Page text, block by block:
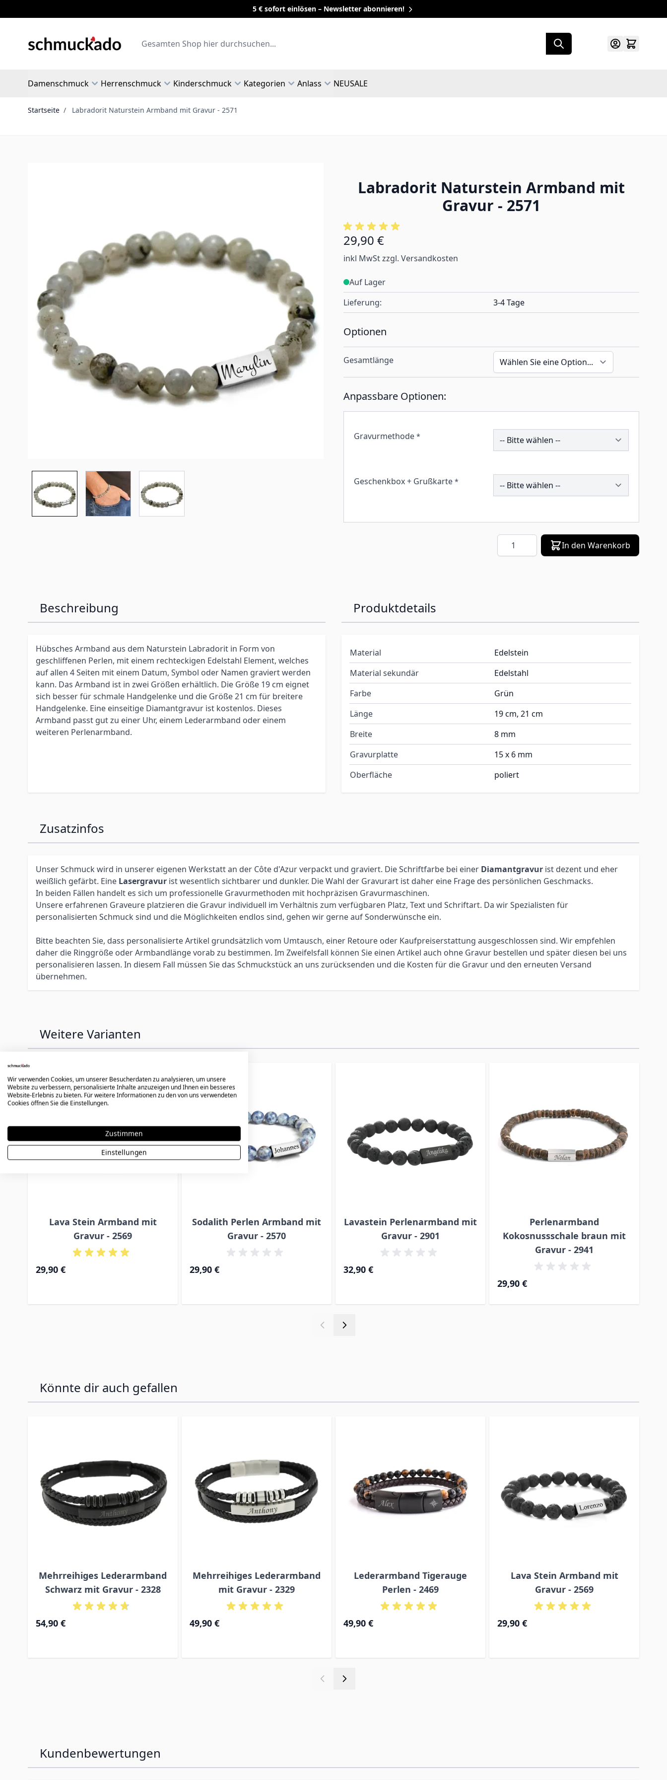
5 € sofort einlösen – Newsletter abonnieren!
Search
Damenschmuck Herrenschmuck Kinderschmuck Kategorien Anlass NEUSALE
Startseite / Labradorit Naturstein Armband mit Gravur - 2571
Labradorit Naturstein Armband mit
Gravur - 2571
Ab:
29,90 €
inkl MwSt zzgl. Versandkosten
Auf Lager
Lieferung:
3-4 Tage
Optionen
Gesamtlänge
Anpassbare Optionen:
Gravurmethode * 202469
Geschenkbox + Grußkarte * 260118
Menge In den Warenkorb
Beschreibung
Hübsches Armband aus dem Naturstein Labradorit in Form von
geschliffenen Perlen, mit einem rechteckigen Edelstahl Element, welches
auf allen 4 Seiten mit einem Datum, Symbol oder Namen graviert werden
kann. Das Armband ist in zwei Größen erhältlich. Die Größe 19 cm eignet
sich besser für schmale Handgelenke und die Größe 21 cm für breitere
Handgelenke. Eine einseitige Diamantgravur ist kostenlos. Dieses
Armband passt gut zu einer Uhr, einem Lederarmband oder einem
weiteren Perlenarmband.
Produktdetails
Material
Edelstein
Material sekundär
Edelstahl
Farbe
Grün
Länge
19 cm, 21 cm
Breite
8 mm
Gravurplatte
15 x 6 mm
Oberfläche
poliert
Zusatzinfos
Unser Schmuck wird in unserer eigenen Werkstatt an der Côte d'Azur verpackt und graviert. Die Schriftfarbe bei einer Diamantgravur ist dezent und eher
weißlich gefärbt. Eine Lasergravur ist wesentlich sichtbarer und dunkler. Die Wahl der Gravurart ist daher eine Frage des persönlichen Geschmacks.
In beiden Fällen handelt es sich um professionelle Gravurmethoden mit hochpräzisen Gravurmaschinen.
Unsere erfahrenen Graveure platzieren die Gravur individuell im Verhältnis zum verfügbaren Platz, Text und Schriftart. Da wir Spezialisten für
personalisierten Schmuck sind und die Möglichkeiten endlos sind, gehen wir gerne auf Sonderwünsche ein.
Bitte beachten Sie, dass personalisierte Artikel grundsätzlich vom Umtausch, einer Retoure oder Kaufpreiserstattung ausgeschlossen sind. Wir empfehlen
daher die Ringgröße oder Armbandlänge vorab zu bestimmen. Im Zweifelsfall können Sie einen Artikel auch ohne Gravur bestellen und später diesen bei uns
personalisieren lassen. In diesem Fall müssen Sie das Schmuckstück an uns zurücksenden und die Kosten für die Gravur und den erneuten Versand
übernehmen.
Weitere Varianten
Press to skip carousel
Lava Stein Armband mit
Gravur - 2569
29,90 €
Sodalith Perlen Armband mit
Gravur - 2570
29,90 €
Lavastein Perlenarmband mit
Gravur - 2901
32,90 €
Perlenarmband
Kokosnussschale braun mit
Gravur - 2941
29,90 €
Könnte dir auch gefallen
Mehrreihiges Lederarmband
Schwarz mit Gravur - 2328
54,90 €
Mehrreihiges Lederarmband
mit Gravur - 2329
49,90 €
Lederarmband Tigerauge
Perlen - 2469
49,90 €
Lava Stein Armband mit
Gravur - 2569
29,90 €
Kundenbewertungen
Wir verwenden Cookies, um unserer Besucherdaten zu analysieren, um unsere
Website zu verbessern, personalisierte Inhalte anzuzeigen und Ihnen ein besseres
Website-Erlebnis zu bieten. Für weitere Informationen zu den von uns verwendeten
Cookies öffnen Sie die Einstellungen.
Zustimmen
Einstellungen